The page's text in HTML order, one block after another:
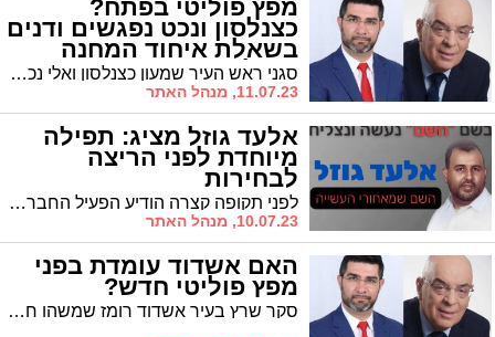
מפץ פוליטי בפתח?
כצנלסון ונכט נפגשים ודנים
בשאלת איחוד המחנה
החילוני סגני ראש העיר שמעון כצנלסון ואלי נכט נפגשים בשעה זו כדי לבחון את שאלת איחוד המחנה החילוני. האם אלי לחמני יצטרף למהלך? וכיצד פיצול הכוחות במחנה החרדי משחק לידי ההנהגה החילונית?
11.07.23, מנהל האתר
אלעד גוזל מציג: תפילה
מיוחדת לפני הריצה
לבחירות
לפני תקופה קצרה הודיע הפעיל החברתי אלעד גוזל על תוכניתו לרוץ בבחירות הקרובות למועצת העיר. היום הוא מפרסם את התפילה המיוחדת שנשא לפני צאתו למה שהוא רואה כשליחותו
10.07.23, מנהל האתר
האם אשדוד עומדת בפני
מפץ פוליטי חדש?
סקר שרץ בעיר אשדוד רומז שמשהו חריף מאוד מתבשל בסיר הפוליטי והוא עשוי ליצור תפנית משמעותית במירוץ לראשות העיר. הילכו נכט וכצנלסון יחדיו?